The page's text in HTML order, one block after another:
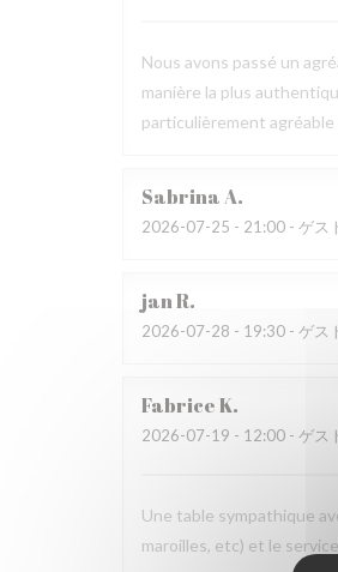
Nous avons passé un
manière la plus
particulièrement agréable
SabrinaA
2026-07-25 - 21:00 - ゲス
janR
2026-07-28 - 19:30 - ゲス
FabriceK
2026-07-19 - 12:00 - ゲス
Une table sympathique
maroilles, etc) et le